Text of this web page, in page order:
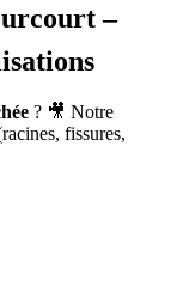
–
? 🎥 Notre
fissures,